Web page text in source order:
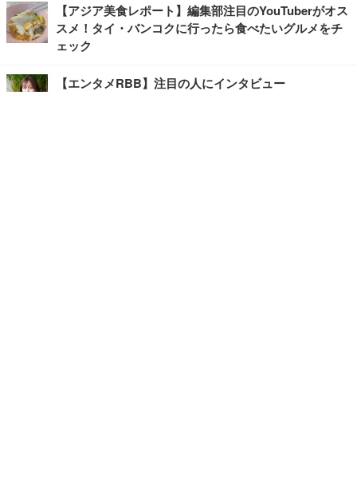
【アジア美食レポート】編集部注目のYouTuberがオス
スメ！タイ・バンコクに行ったら食べたいグルメをチ
ェック
【エンタメRBB】注目の人にインタビュー